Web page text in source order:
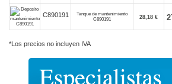
C890191
Tanque de mantenimiento
C890191
28,18 €
*Los precios no incluyen IVA